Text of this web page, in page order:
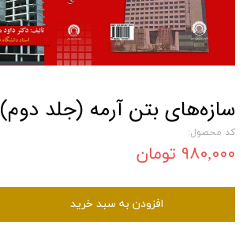
سازه‌های بتن آرمه (جلد دوم)
کد محصول:
۹۸۰,۰۰۰ تومان
افزودن به سبد خرید